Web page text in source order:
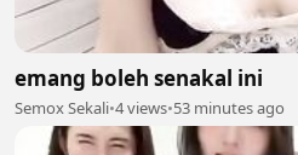
emang boleh senakal ini
Semox Sekali•4 views•53 minutes ago